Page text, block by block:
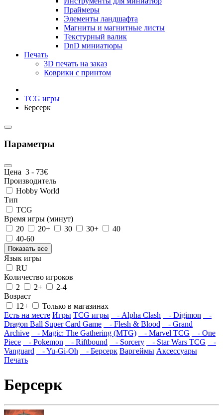
Праймеры
Элементы ландшафта
Магниты и магнитные листы
Текстурный валик
DnD миниатюры
Печать
3D печать на заказ
Коврики с принтом
TCG игры
Берсерк
Параметры
Цена 3 - 73€
Производитель
Hobby World
Тип
TCG
Время игры (минут)
20
20+ 30 30+
40
40-60
Показать все
Язык игры
RU
Количество игроков
2
2+
2-4
Возраст
12+
Только в магазинах
Есть на месте Игры TCG игры - Alpha Clash - Digimon
-
Dragon Ball Super Card Game
- Flesh & Blood
- Grand
Archive
- Magic: The Gathering (MTG) - Marvel TCG
- One
Piece
- Pokemon - Riftbound - Sorcery - Star Wars TCG
-
Vanguard
- Yu-Gi-Oh - Берсерк Варгеймы Аксессуары
Печать
Берсерк